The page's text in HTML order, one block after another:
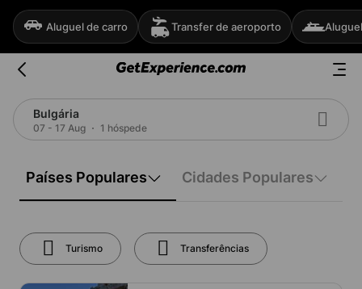
Aluguel de carro Transfer de aeroporto
Bulgária
07 - 17 Aug 1 hóspede
Países Populares Cidades Populares
Turismo Transferências